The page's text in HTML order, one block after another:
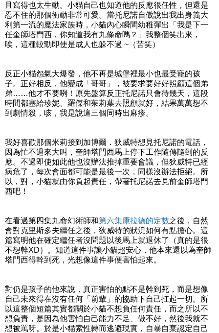
且寫得也太生動。小貓自己也知道他的反應很任性，但還是
忍不住的那個衝動非常可愛。當托尼諾自傲說出我出身義大
利第一流的魔法家族時，小貓內心瞬間幼稚彈出「我是下一
任奎師塔門西，你知道我有九條命嗎？」我整個笑出來，
唉，這種較勁即使是成人也躲不過 ~（苦笑）
反正小貓怨氣大爆發，他不再是城堡裡最小也最受寵的孩
子。正好相反，他變成「哥哥」，被要求要好好照顧這個弟
弟……他才不要咧！原先盤算反正托尼諾只會待幾天，這段
時間都塞給珍妮、羅傑和茱莉葉去照顧就好，結果萬萬想不
到劇情殺，咳，我是說這三個同時出麻疹。
我好喜歡那個米莉接到加博爾．狄威特想見托尼諾的電話，
因為忙不過來大叫，奎師塔門西馬上停下工作隨傳隨到的反
應。不過即使如此他也沒辦法推掉重要會議，但狄威特已經
病危了，每次會面都可能是最後一次，同樣沒辦法拒絕。所
以，對，小貓就由你負起責任，帶著托尼諾去見前奎師塔門
西吧！
在看過第四集九命幻術師和第六集康拉德的定數之後，自然
會對克里斯多夫繼任之後，狄威特的狀況如何有點擔心。這
篇寫明他在確定繼任者沒問題以後馬上就退休了（真的是很
不想幹XD）。知道這件事讓小貓超安心，他本來還以為奎師
塔門西得幹到死，光想像這件事便害怕起來。
對仍是孩子的他來說，真正害怕的點不是幹到死，而是想像
自己未來得在沒有任何「前輩」的協助下自己扛起一切。所
以這整個短篇其實都關於小貓不想負任何責任，而之所以不
想負責，是因為他害怕自己能力不足、做不好，然後我就不
想被罵呀。於是小貓索性轉而逃避現實，自暴自棄認定自己